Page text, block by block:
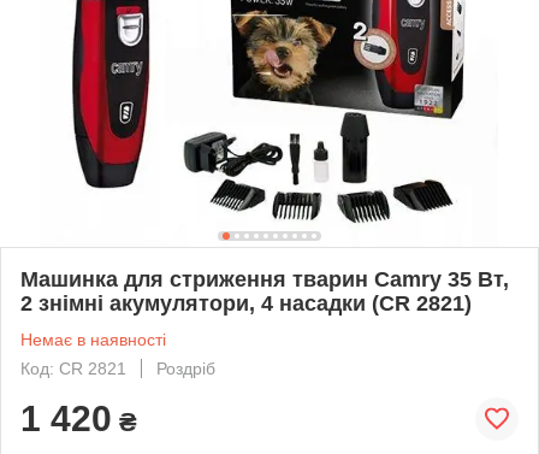
Машинка для стриження тварин Camry 35 Вт,
2 знімні акумулятори, 4 насадки (CR 2821)
Немає в наявності
Код: CR 2821
Роздріб
1 420 ₴